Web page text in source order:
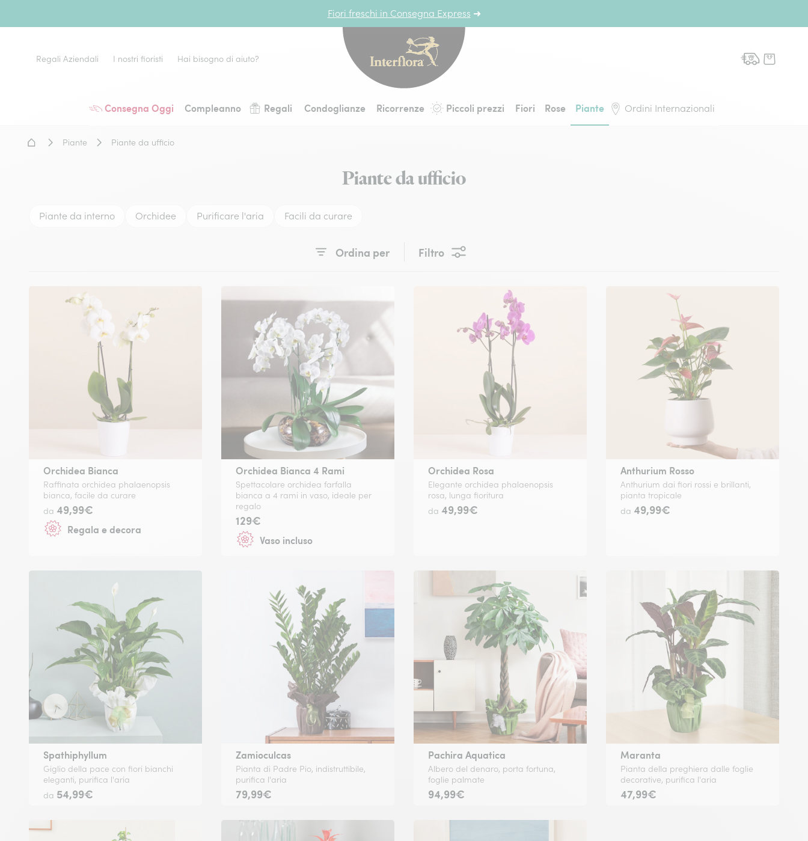
Fiori freschi in Consegna Express ➜
Consegna Oggi Compleanno Regali Condoglianze Ricorrenze Piccoli prezzi Fiori Rose Piante Ordini Internazionali
Regali Aziendali I nostri fioristi Hai bisogno di aiuto?
Home - Fiori a domicilio
Piante Piante da ufficio
Piante da ufficio
Piante da interno Orchidee Purificare l'aria Facili da curare
Ordina per Filtro
Orchidea Bianca
Raffinata orchidea phalaenopsis
bianca, facile da curare
da 49,99€
Regala e decora
Orchidea Bianca 4 Rami
Spettacolare orchidea farfalla
bianca a 4 rami in vaso, ideale per
regalo
129€
Vaso incluso
Orchidea Rosa
Elegante orchidea phalaenopsis
rosa, lunga fioritura
da 49,99€
Anthurium Rosso
Anthurium dai fiori rossi e brillanti,
pianta tropicale
da 49,99€
Spathiphyllum
Giglio della pace con fiori bianchi
eleganti, purifica l'aria
da 54,99€
Zamioculcas
Pianta di Padre Pio, indistruttibile,
purifica l'aria
79,99€
Pachira Aquatica
Albero del denaro, porta fortuna,
foglie palmate
94,99€
Maranta
Pianta della preghiera dalle foglie
decorative, purifica l'aria
47,99€